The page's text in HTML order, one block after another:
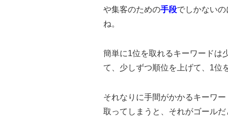
や集客のための手段でしかない
ね。
簡単に1位を取れるキーワードは
て、少しずつ順位を上げて、1位
それなりに手間がかかるキーワ
取ってしまうと、それがゴールだ